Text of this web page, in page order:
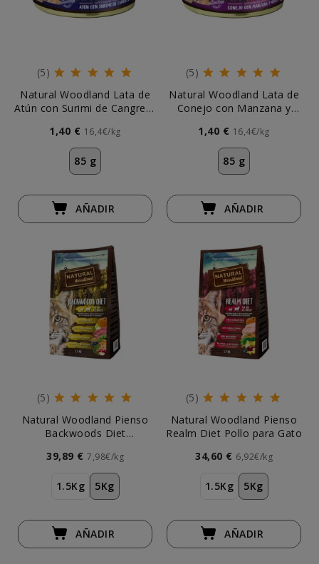
(5)
Natural Woodland Lata de
Atún con Surimi de Cangrejo
1,40 € 16,4€/kg
85 g
AÑADIR
(5)
Natural Woodland Lata de
Conejo con Manzana y
1,40 € 16,4€/kg
85 g
AÑADIR
(5)
Natural Woodland Pienso
Backwoods Diet
Gato
39,89 € 7,98€/kg
1.5Kg 5Kg
AÑADIR
(5)
Natural Woodland Pienso
Realm Diet Pollo para Gato
34,60 € 6,92€/kg
1.5Kg 5Kg
AÑADIR